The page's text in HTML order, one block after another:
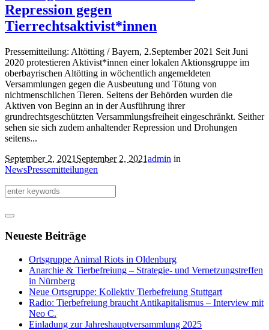
Repression gegen
Tierrechtsaktivist*innen
Pressemitteilung: Altötting / Bayern, 2.September 2021 Seit Juni
2020 protestieren Aktivist*innen einer lokalen Aktionsgruppe im
oberbayrischen Altötting in wöchentlich angemeldeten
Versammlungen gegen die Ausbeutung und Tötung von
nichtmenschlichen Tieren. Seitens der Behörden wurden die
Aktiven von Beginn an in der Ausführung ihrer
grundrechtsgeschützten Versammlungsfreiheit eingeschränkt. Seither
sehen sie sich zudem anhaltender Repression und Drohungen
seitens...
September 2, 2021 September 2, 2021admin in
NewsPressemitteilungen
Neueste Beiträge
Ortsgruppe Animal Riots in Oldenburg
Anarchie & Tierbefreiung – Strategie- und Vernetzungstreffen
in Nürnberg
Neue Ortsgruppe: Kollektiv Tierbefreiung Stuttgart
Radio: Tierbefreiung braucht Antikapitalismus – Interview mit
Neo C.
Einladung zur Jahreshauptversammlung 2025